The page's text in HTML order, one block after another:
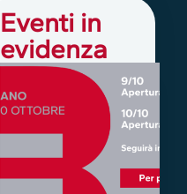
Eventi in
evidenza